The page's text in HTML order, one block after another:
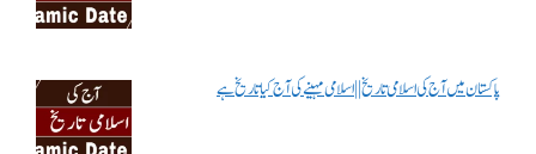
پاکستان میں آج کی اسلامی تاریخ || اسلامی مہینے کی آج کیا تاریخ ہے